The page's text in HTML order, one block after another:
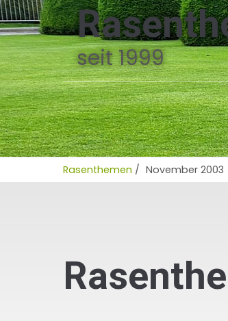
seit 1999
Rasenthemen / November 2003